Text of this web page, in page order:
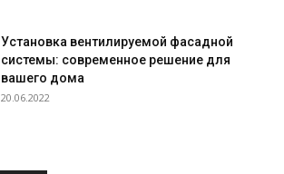
Установка вентилируемой фасадной
системы: современное решение для
вашего дома
20.06.2022